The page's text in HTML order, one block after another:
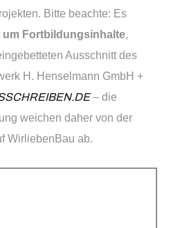
Bitte beachte: Es
um Fortbildungsinhalte,
Ausschnitt des
H. Henselmann GmbH +
– die
weichen daher von der
WirliebenBau ab.